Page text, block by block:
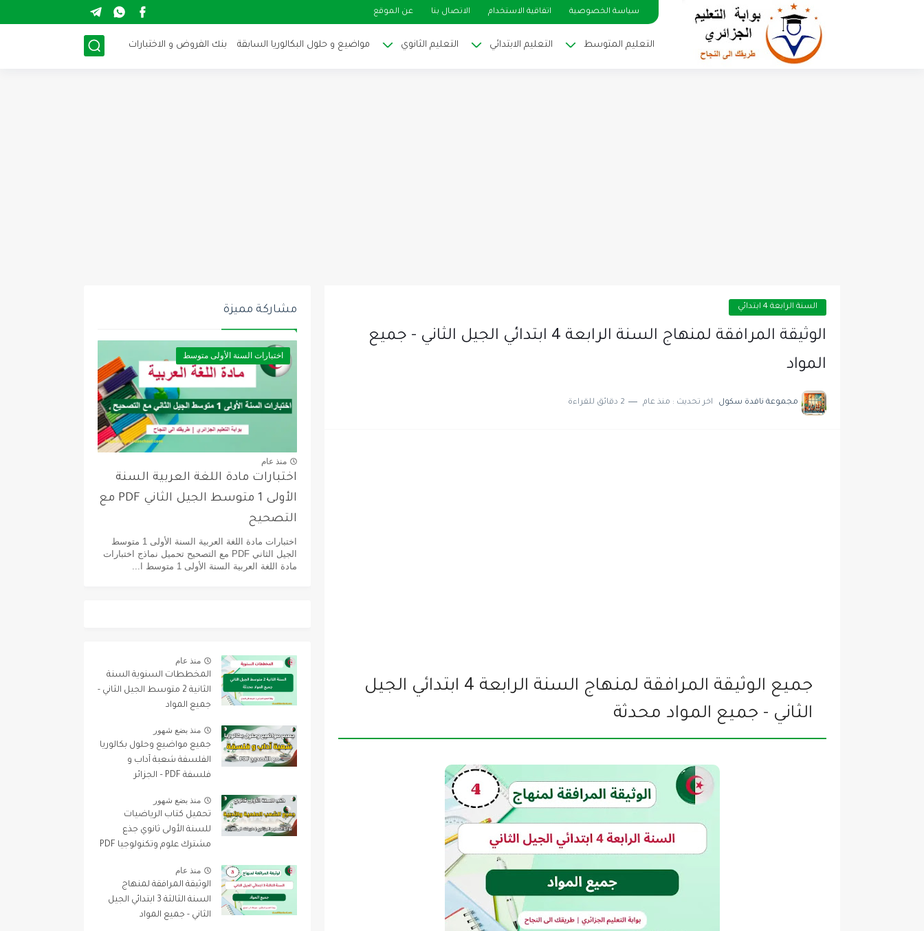
سياسة الخصوصية اتفاقية الاستخدام الاتصال بنا عن الموقع
التعليم المتوسط التعليم الابتدائي التعليم الثانوي مواضيع و حلول البكالوريا السابقة بنك الفروض و الاختبارات
السنة الرابعة 4 ابتدائي
الوثيقة المرافقة لمنهاج السنة الرابعة 4 ابتدائي الجيل الثاني - جميع
المواد
مجموعة نافدة سكول اخر تحديث : منذ عام 2 دقائق للقراءة
جميع الوثيقة المرافقة لمنهاج السنة الرابعة 4 ابتدائي الجيل
الثاني - جميع المواد محدثة
مشاركة مميزة
اختبارات السنة الأولى متوسط
منذ عام
اختبارات مادة اللغة العربية السنة
الأولى 1 متوسط الجيل الثاني PDF مع
التصحيح
اختبارات مادة اللغة العربية السنة الأولى 1 متوسط
الجيل الثاني PDF مع التصحيح تحميل نماذج اختبارات
مادة اللغة العربية السنة الأولى 1 متوسط ا...
منذ عام
المخططات السنوية السنة
الثانية 2 متوسط الجيل الثاني -
جميع المواد
منذ بضع شهور
جميع مواضيع وحلول بكالوريا
الفلسفة شعبة آداب و
فلسفة PDF – الجزائر
منذ بضع شهور
تحميل كتاب الرياضيات
للسنة الأولى ثانوي جذع
مشترك علوم وتكنولوجيا PDF
منذ عام
الوثيقة المرافقة لمنهاج
السنة الثالثة 3 ابتدائي الجيل
الثاني - جميع المواد